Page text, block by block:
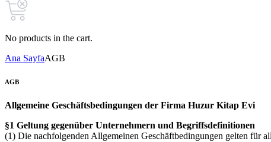
No products in the cart.
Ana SayfaAGB
AGB
Allgemeine Geschäftsbedingungen der Firma Huzur Kitap Evi
§1 Geltung gegenüber Unternehmern und Begriffsdefinitionen
(1) Die nachfolgenden Allgemeinen Geschäftbedingungen gelten für